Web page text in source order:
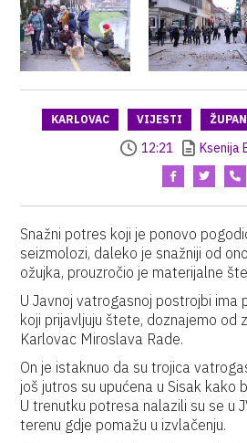
KARLOVAC VIJESTI
12:21
Ksenija
Snažni potres koji je ponovo
seizmolozi, daleko je snažniji od
ožujka, prouzročio je materijalne
U Javnoj vatrogasnoj postrojbi ima
koji prijavljuju štete, doznajemo od
Karlovac Miroslava Rade.
On je istaknuo da su trojica
još jutros su upućena u Sisak kako
U trenutku potresa nalazili su se u
terenu gdje pomažu u izvlačenju.